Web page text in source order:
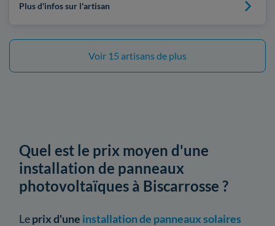
Plus d'infos sur l'artisan
Voir 15 artisans de plus
Quel est le prix moyen d'une
installation de panneaux
photovoltaïques à Biscarrosse ?
Leprix d'une installation de panneaux solaires